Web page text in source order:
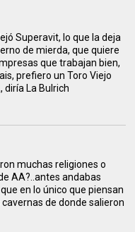
Superavit, lo que la deja
de mierda, que quiere
que trabajan bien,
prefiero un Toro Viejo
diría La Bulrich
muchas religiones o
AA?..antes andabas
en lo único que piensan
de donde salieron